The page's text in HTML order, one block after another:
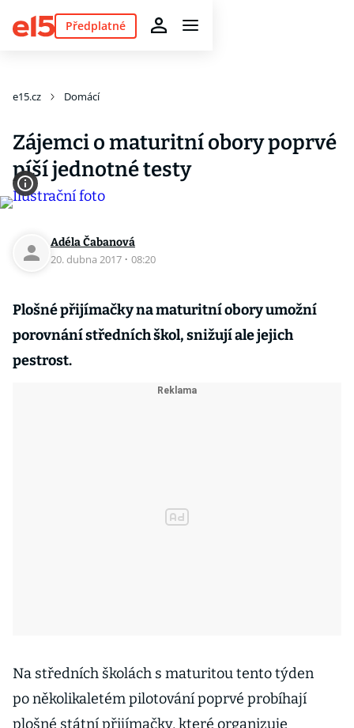
Předplatné
e15.cz Domácí
Zájemci o maturitní obory poprvé
píší jednotné testy
Adéla Čabanová
20. dubna 2017 · 08:20
Plošné přijímačky na maturitní obory umožní
porovnání středních škol, snižují ale jejich
pestrost.
Na středních školách s maturitou tento týden
po několikaletém pilotování poprvé probíhají
plošné státní přijímačky, které organizuje